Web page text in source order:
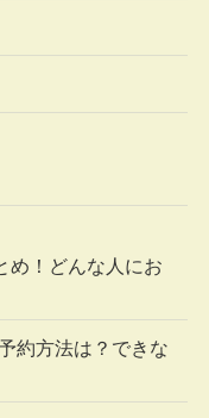
め！どんな人にお
約方法は？できな